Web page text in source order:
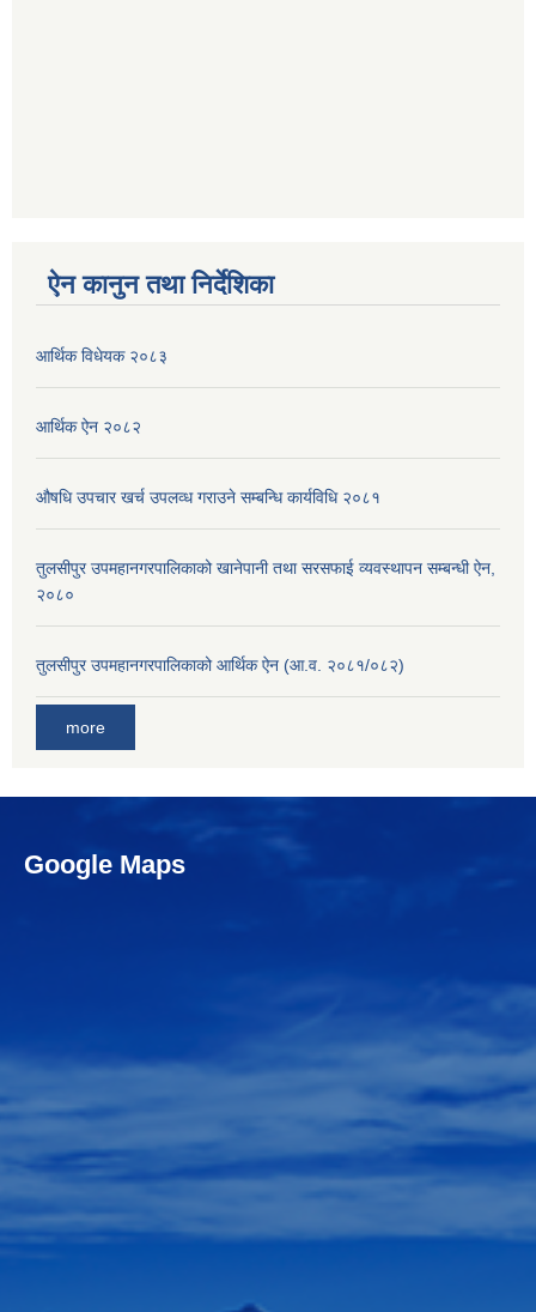
ऐन कानुन तथा निर्देशिका
आर्थिक विधेयक २०८३
आर्थिक ऐन २०८२
औषधि उपचार खर्च उपलव्ध गराउने सम्बन्धि कार्यविधि २०८१
तुलसीपुर उपमहानगरपालिकाको खानेपानी तथा सरसफाई व्यवस्थापन सम्बन्धी ऐन,
२०८०
तुलसीपुर उपमहानगरपालिकाको आर्थिक ऐन (आ.व. २०८१/०८२)
more
Google Maps